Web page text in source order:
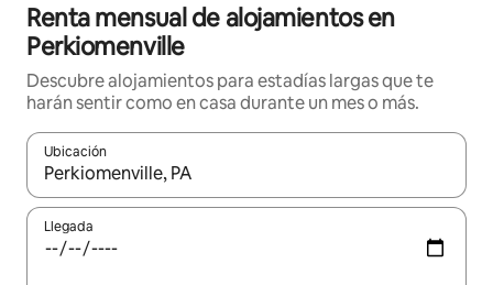
Renta mensual de alojamientos en
Perkiomenville
Descubre alojamientos para estadías largas que te
harán sentir como en casa durante un mes o más.
Ubicación
Cuando los resultados estén disponibles, navega con las
Llegada